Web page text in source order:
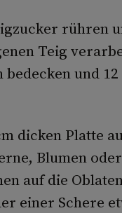
rühren
Teig
und
dicken Platte
Blumen
auf die
einer Schere